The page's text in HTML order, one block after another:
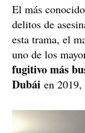
El más
delitos de
esta trama, el
uno de los
fugitivo más
Dubái en